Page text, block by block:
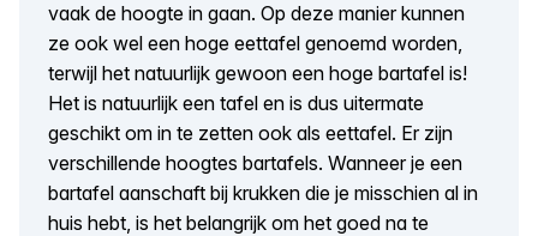
vaak de hoogte in gaan. Op deze manier kunnen
ze ook wel een hoge eettafel genoemd worden,
terwijl het natuurlijk gewoon een hoge bartafel is!
Het is natuurlijk een tafel en is dus uitermate
geschikt om in te zetten ook als eettafel. Er zijn
verschillende hoogtes bartafels. Wanneer je een
bartafel aanschaft bij krukken die je misschien al in
huis hebt, is het belangrijk om het goed na te